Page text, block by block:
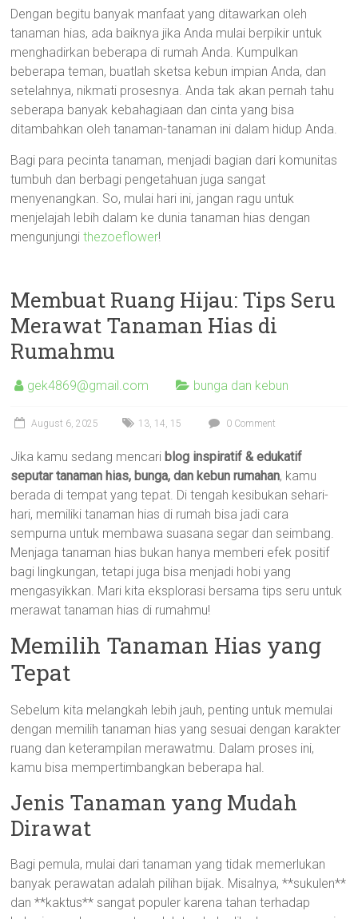
Dengan begitu banyak manfaat yang ditawarkan oleh
tanaman hias, ada baiknya jika Anda mulai berpikir untuk
menghadirkan beberapa di rumah Anda. Kumpulkan
beberapa teman, buatlah sketsa kebun impian Anda, dan
setelahnya, nikmati prosesnya. Anda tak akan pernah tahu
seberapa banyak kebahagiaan dan cinta yang bisa
ditambahkan oleh tanaman-tanaman ini dalam hidup Anda.
Bagi para pecinta tanaman, menjadi bagian dari komunitas
tumbuh dan berbagi pengetahuan juga sangat
menyenangkan. So, mulai hari ini, jangan ragu untuk
menjelajah lebih dalam ke dunia tanaman hias dengan
mengunjungithezoeflower!
Membuat Ruang Hijau: Tips Seru
Merawat Tanaman Hias di
Rumahmu
gek4869@gmail.com bunga dan kebun
August 6, 2025 13, 14, 15 0 Comment
Jika kamu sedang mencari blog inspiratif & edukatif
seputar tanaman hias, bunga, dan kebun rumahan, kamu
berada di tempat yang tepat. Di tengah kesibukan sehari-
hari, memiliki tanaman hias di rumah bisa jadi cara
sempurna untuk membawa suasana segar dan seimbang.
Menjaga tanaman hias bukan hanya memberi efek positif
bagi lingkungan, tetapi juga bisa menjadi hobi yang
mengasyikkan. Mari kita eksplorasi bersama tips seru untuk
merawat tanaman hias di rumahmu!
Memilih Tanaman Hias yang
Tepat
Sebelum kita melangkah lebih jauh, penting untuk memulai
dengan memilih tanaman hias yang sesuai dengan karakter
ruang dan keterampilan merawatmu. Dalam proses ini,
kamu bisa mempertimbangkan beberapa hal.
Jenis Tanaman yang Mudah
Dirawat
Bagi pemula, mulai dari tanaman yang tidak memerlukan
banyak perawatan adalah pilihan bijak. Misalnya, **sukulen**
dan **kaktus** sangat populer karena tahan terhadap